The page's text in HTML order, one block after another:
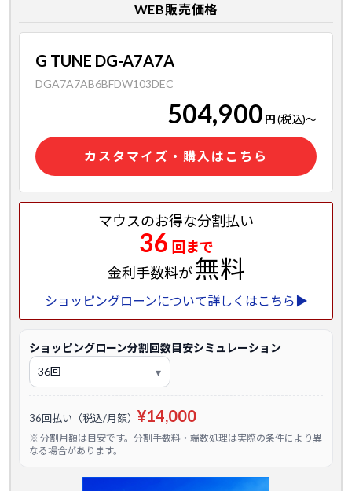
WEB販売価格
G TUNE DG-A7A7A
DGA7A7AB6BFDW103DEC
504,900 円(税込)～
カスタマイズ・購入はこちら
マウスのお得な分割払い
36 回まで
金利手数料が無料
ショッピングローンについて詳しくはこちら▶
ショッピングローン分割回数目安シミュレーション
36回払い（税込/月額） ¥14,000
※ 分割月額は目安です。分割手数料・端数処理は実際の条件により異
なる場合があります。